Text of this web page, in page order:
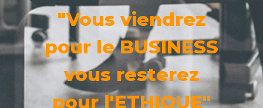
"Vous viendrez
pour le BUSINESS
vous resterez
pour l'ETHIQUE"